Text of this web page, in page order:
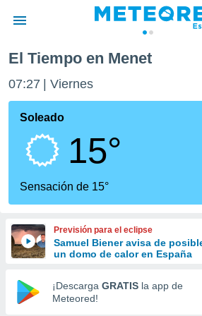
de
por
que se
calidad.
a este
las
y
forma
digital
basada
El Tiempo en Menet
07:27 Viernes
Soleado
15°
Sensación de 15°
Previsión para el eclipse
Samuel Biener avisa de
un domo de calor en España
¡Descarga GRATIS la app de
Meteored!